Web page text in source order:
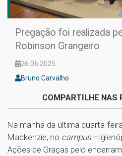
Pregação foi realizada
Robinson Grangeiro
26.06.2025
Bruno Carvalho
COMPARTILHE NAS
Na manhã da última quarta-
Mackenzie, no campus
Ações de Graças pelo